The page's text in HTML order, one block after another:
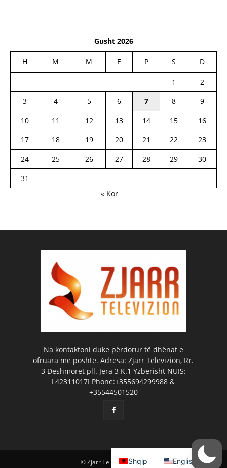
Gusht 2026
H M M E P S D
1
2
3
4 5 6 7 8
9
10
11 12 13 14 15
16
17
18 19 20 21 22
23
24
25 26 27 28 29
30
31
« Kor
Na kontaktoni duke përdorur të dhënat e
ofruara më poshtë. Adresa: Zjarr Televizion, Rr.
3 Dëshmorët pll. Jera 3 K.1 Yzberisht NUIS:
L42311017I Phone:+355694299988 &
+35544501520
© Zjarr Televizion 2026
Shqip English